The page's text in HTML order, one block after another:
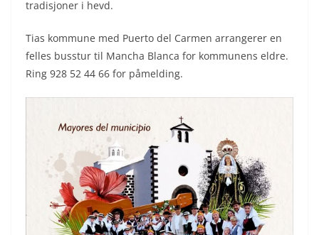
tradisjoner i hevd.
Tias kommune med Puerto del Carmen arrangerer en
felles busstur til Mancha Blanca for kommunens eldre.
Ring 928 52 44 66 for påmelding.